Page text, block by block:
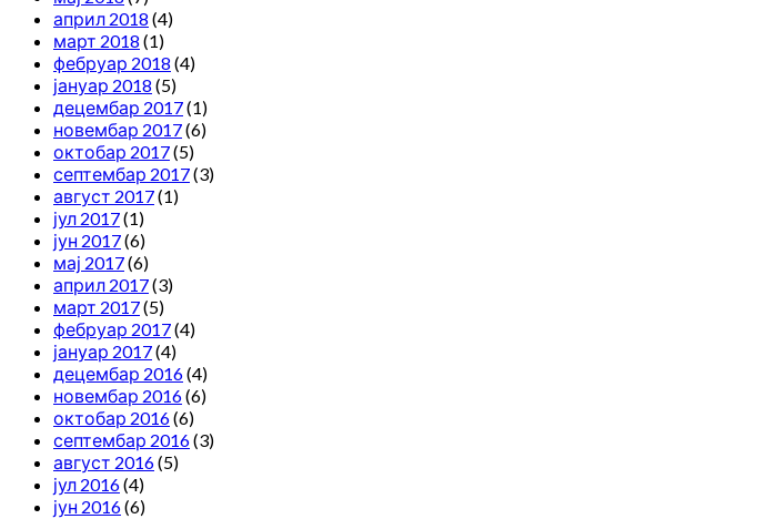
април 2018 (4)
март 2018 (1)
фебруар 2018 (4)
јануар 2018 (5)
децембар 2017(1)
новембар 2017(6)
октобар 2017(5)
септембар 2017(3)
август 2017(1)
јул 2017(1)
јун 2017(6)
мај 2017(6)
април 2017(3)
март 2017(5)
фебруар 2017(4)
јануар 2017(4)
децембар 2016(4)
новембар 2016(6)
октобар 2016(6)
септембар 2016(3)
август 2016(5)
јул 2016(4)
јун 2016(6)